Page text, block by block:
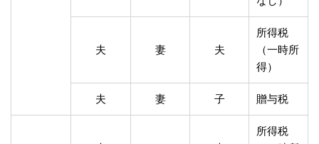
夫 妻 夫
所得税
（一時所
得）
夫 妻 子 贈与税
所得税